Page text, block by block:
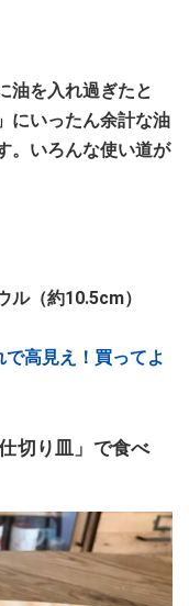
油を入れ過ぎたと
にいったん余計な油
。いろんな使い道が
（約10.5cm）
で高見え！買ってよ
切り皿」で食べ